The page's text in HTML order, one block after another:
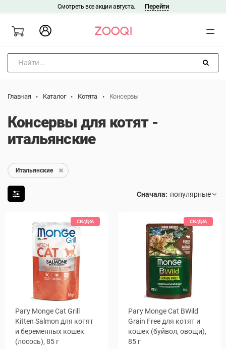
Смотреть все акции августа. Перейти
Найти...
Главная Каталог Котята Консервы
Консервы для котят -
итальянские
Итальянские
Сначала:
СКИДКА
Рагу Monge Cat Grill
Kitten Salmon для котят
и беременных кошек
(лосось), 85 г
СКИДКА
Рагу Monge Cat BWild
Grain Free для котят и
кошек (буйвол, овощи),
85 г